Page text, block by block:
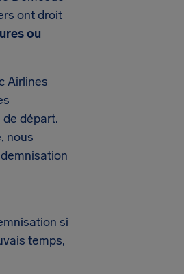
ont droit
ou
Airlines
de départ.
nous
si
temps,